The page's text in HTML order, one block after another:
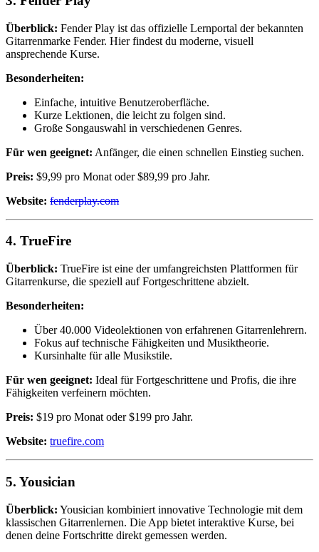
Überblick: Fender Play ist das offizielle Lernportal der bekannten
Gitarrenmarke Fender. Hier findest du moderne, visuell
ansprechende Kurse.
Besonderheiten:
Einfache, intuitive Benutzeroberfläche.
Kurze Lektionen, die leicht zu folgen sind.
Große Songauswahl in verschiedenen Genres.
Für wen geeignet: Anfänger, die einen schnellen Einstieg suchen.
Preis: $9,99 pro Monat oder $89,99 pro Jahr.
Website: fenderplay.com
4. TrueFire
Überblick: TrueFire ist eine der umfangreichsten Plattformen für
Gitarrenkurse, die speziell auf Fortgeschrittene abzielt.
Besonderheiten:
Über 40.000 Videolektionen von erfahrenen Gitarrenlehrern.
Fokus auf technische Fähigkeiten und Musiktheorie.
Kursinhalte für alle Musikstile.
Für wen geeignet: Ideal für Fortgeschrittene und Profis, die ihre
Fähigkeiten verfeinern möchten.
Preis: $19 pro Monat oder $199 pro Jahr.
Website: truefire.com
5. Yousician
Überblick: Yousician kombiniert innovative Technologie mit dem
klassischen Gitarrenlernen. Die App bietet interaktive Kurse, bei
denen deine Fortschritte direkt gemessen werden.